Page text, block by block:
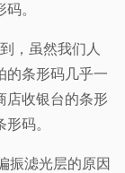
。
，虽然我们人
的条形码几乎一
店收银台的条形
码。
振滤光层的原因